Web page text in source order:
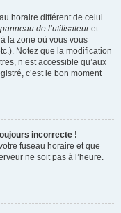
horaire différent de celui
panneau de l’utilisateuret
la zone où vous vous
Notez que la modification
n’est accessible qu’aux
c’est le bon moment
incorrecte !
fuseau horaire et que
ne soit pas à l’heure.